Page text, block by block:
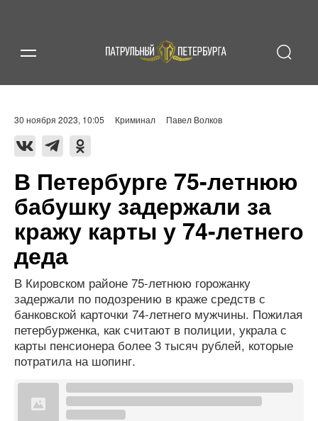
30 ноября 2023, 10:05 Криминал Павел Волков
В Петербурге 75-летнюю
бабушку задержали за
кражу карты у 74-летнего
деда
В Кировском районе 75-летнюю горожанку
задержали по подозрению в краже средств с
банковской карточки 74-летнего мужчины. Пожилая
петербурженка, как считают в полиции, украла с
карты пенсионера более 3 тысяч рублей, которые
потратила на шопинг.